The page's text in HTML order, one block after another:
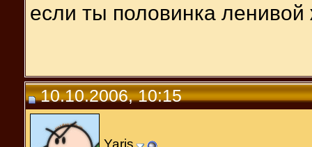
если ты половинка
10.10.2006, 10:15
Yaris